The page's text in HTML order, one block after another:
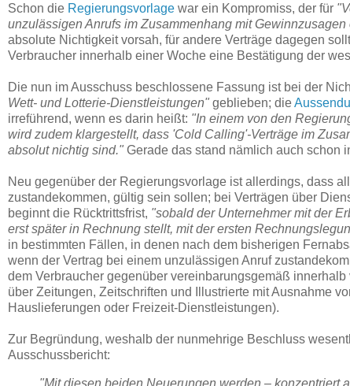
Schon die Regierungsvorlage war ein Kompromiss, der für
unzulässigen Anrufs im Zusammenhang mit
absolute Nichtigkeit vorsah, für andere Verträge dagegen
Verbraucher innerhalb einer Woche eine Bestätigung der
Die nun im Ausschuss beschlossene Fassung ist bei der
Wett- und Lotterie-Dienstleistungen" geblieben; die
irreführend, wenn es darin heißt: "In einem von den
wird zudem klargestellt, dass 'Cold Calling'-Verträge im
absolut nichtig sind." Gerade das stand nämlich auch schon
Neu gegenüber der Regierungsvorlage ist allerdings, dass
zustandekommen, gültig sein sollen; bei Verträgen über
beginnt die Rücktrittsfrist, "sobald der Unternehmer mit der
erst später in Rechnung stellt, mit der ersten
in bestimmten Fällen, in denen nach dem bisherigen
wenn der Vertrag bei einem unzulässigen Anruf
dem Verbraucher gegenüber vereinbarungsgemäß
über Zeitungen, Zeitschriften und Illustrierte mit Ausnahme
Hauslieferungen oder Freizeit-Dienstleistungen).
Zur Begründung, weshalb der nunmehrige Beschluss
Ausschussbericht:
"Mit diesen beiden Neuerungen werden – konzentriert